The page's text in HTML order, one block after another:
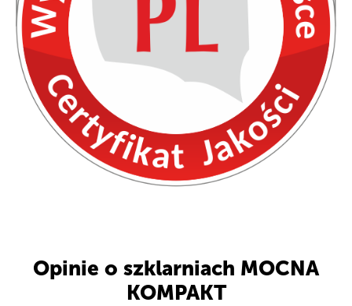
Opinie o szklarniach MOCNA
KOMPAKT